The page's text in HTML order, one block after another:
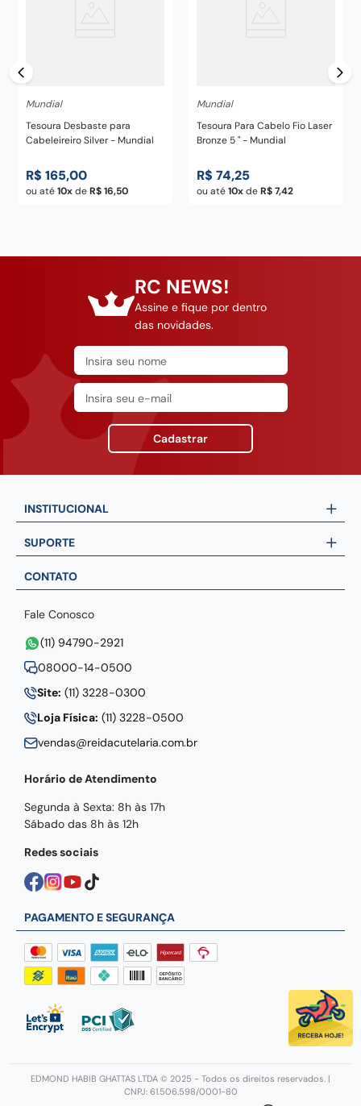
Mundial
Tesoura Desbaste para
Cabeleireiro Silver - Mundial
R$ 165,00
ou até10 deR$16,50
Mundial
Tesoura Para Cabelo Fio Laser
Bronze 5 " - Mundial
R$ 74,25
ou até10 deR$7,42
RC NEWS!
Assine e fique por dentro
das novidades.
Cadastrar
INSTITUCIONAL
SUPORTE
CONTATO
Fale Conosco
(11) 94790-2921
08000-14-0500
Site: (11) 3228-0300
Loja Física: (11) 3228-0500
vendas@reidacutelaria.com.br
Horário de Atendimento
Segunda à Sexta: 8h às 17h
Sábado das 8h às 12h
Redes sociais
PAGAMENTO E SEGURANÇA
EDMOND HABIB GHATTAS LTDA © 2025 - Todos os direitos reservados. |
CNPJ: 61.506.598/0001-80